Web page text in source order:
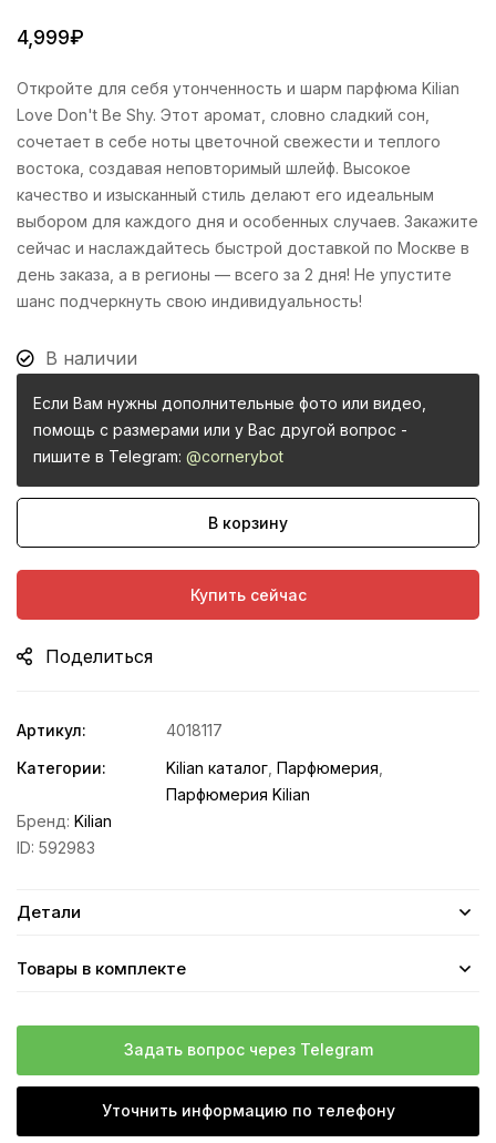
4,999₽
Откройте для себя утонченность и шарм парфюма Kilian
Love Don't Be Shy. Этот аромат, словно сладкий сон,
сочетает в себе ноты цветочной свежести и теплого
востока, создавая неповторимый шлейф. Высокое
качество и изысканный стиль делают его идеальным
выбором для каждого дня и особенных случаев. Закажите
сейчас и наслаждайтесь быстрой доставкой по Москве в
день заказа, а в регионы — всего за 2 дня! Не упустите
шанс подчеркнуть свою индивидуальность!
В наличии
Если Вам нужны дополнительные фото или видео,
помощь с размерами или у Вас другой вопрос -
пишите в Telegram: @cornerybot
В корзину
Купить сейчас
Поделиться
Артикул:
4018117
Категории:
Kilian каталог Парфюмерия
Парфюмерия Kilian
Бренд: Kilian
ID: 592983
Детали
Товары в комплекте
Задать вопрос через Telegram
Уточнить информацию по телефону